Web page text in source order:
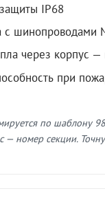
IP68
с шинопроводами
через корпус —
при
по шаблону
— номер секции.